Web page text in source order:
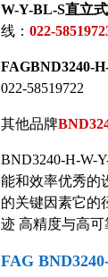
W-Y-BL-S直立
线： 022-
FAGBND3240-
022-58519722
其他品牌
BND3240-H-W-
能和效率优秀的
的关键因素它的
迹 高精度与高
FAG